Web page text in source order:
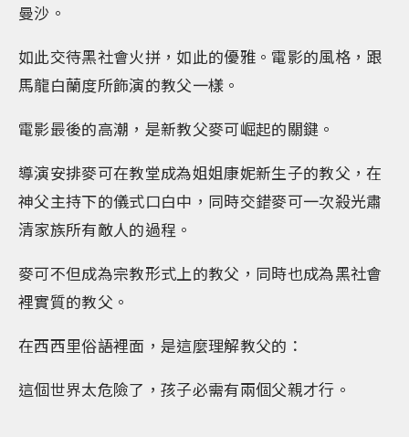
曼沙。
如此交待黑社會火拼，如此的優雅。電影的風格，跟
馬龍白蘭度所飾演的教父一樣。
電影最後的高潮，是新教父麥可崛起的關鍵。
導演安排麥可在教堂成為姐姐康妮新生子的教父，在
神父主持下的儀式口白中，同時交錯麥可一次殺光肅
清家族所有敵人的過程。
麥可不但成為宗教形式上的教父，同時也成為黑社會
裡實質的教父。
在西西里俗語裡面，是這麼理解教父的：
這個世界太危險了，孩子必需有兩個父親才行。